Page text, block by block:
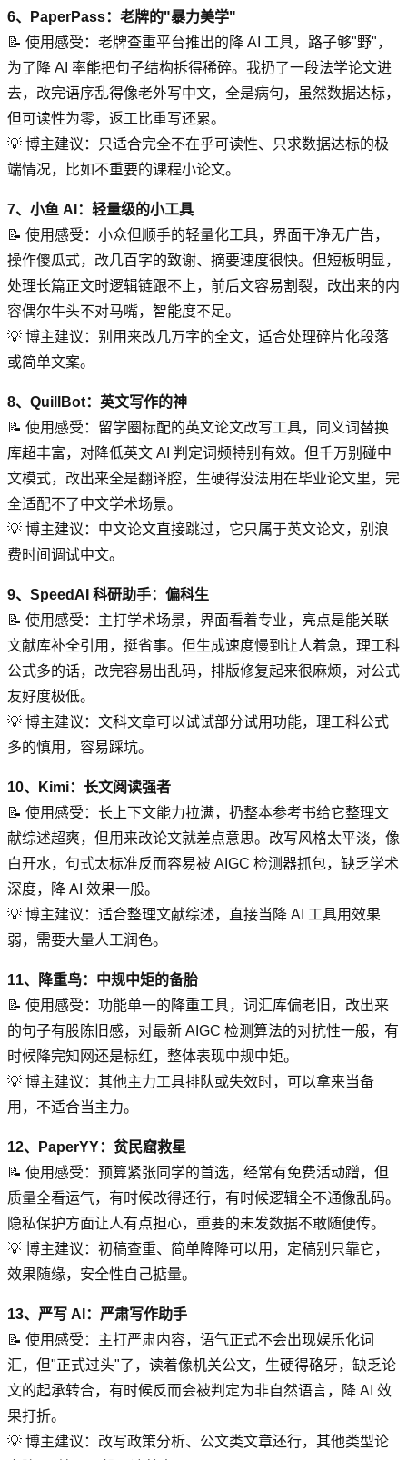
6、PaperPass：老牌的"暴力美学"
📝 使用感受：老牌查重平台推出的降 AI 工具，路子够"野"，
为了降 AI 率能把句子结构拆得稀碎。我扔了一段法学论文进
去，改完语序乱得像老外写中文，全是病句，虽然数据达标，
但可读性为零，返工比重写还累。
💡 博主建议：只适合完全不在乎可读性、只求数据达标的极
端情况，比如不重要的课程小论文。
7、小鱼 AI：轻量级的小工具
📝 使用感受：小众但顺手的轻量化工具，界面干净无广告，
操作傻瓜式，改几百字的致谢、摘要速度很快。但短板明显，
处理长篇正文时逻辑链跟不上，前后文容易割裂，改出来的内
容偶尔牛头不对马嘴，智能度不足。
💡 博主建议：别用来改几万字的全文，适合处理碎片化段落
或简单文案。
8、QuillBot：英文写作的神
📝 使用感受：留学圈标配的英文论文改写工具，同义词替换
库超丰富，对降低英文 AI 判定词频特别有效。但千万别碰中
文模式，改出来全是翻译腔，生硬得没法用在毕业论文里，完
全适配不了中文学术场景。
💡 博主建议：中文论文直接跳过，它只属于英文论文，别浪
费时间调试中文。
9、SpeedAI 科研助手：偏科生
📝 使用感受：主打学术场景，界面看着专业，亮点是能关联
文献库补全引用，挺省事。但生成速度慢到让人着急，理工科
公式多的话，改完容易出乱码，排版修复起来很麻烦，对公式
友好度极低。
💡 博主建议：文科文章可以试试部分试用功能，理工科公式
多的慎用，容易踩坑。
10、Kimi：长文阅读强者
📝 使用感受：长上下文能力拉满，扔整本参考书给它整理文
献综述超爽，但用来改论文就差点意思。改写风格太平淡，像
白开水，句式太标准反而容易被 AIGC 检测器抓包，缺乏学术
深度，降 AI 效果一般。
💡 博主建议：适合整理文献综述，直接当降 AI 工具用效果
弱，需要大量人工润色。
11、降重鸟：中规中矩的备胎
📝 使用感受：功能单一的降重工具，词汇库偏老旧，改出来
的句子有股陈旧感，对最新 AIGC 检测算法的对抗性一般，有
时候降完知网还是标红，整体表现中规中矩。
💡 博主建议：其他主力工具排队或失效时，可以拿来当备
用，不适合当主力。
12、PaperYY：贫民窟救星
📝 使用感受：预算紧张同学的首选，经常有免费活动蹭，但
质量全看运气，有时候改得还行，有时候逻辑全不通像乱码。
隐私保护方面让人有点担心，重要的未发数据不敢随便传。
💡 博主建议：初稿查重、简单降降可以用，定稿别只靠它，
效果随缘，安全性自己掂量。
13、严写 AI：严肃写作助手
📝 使用感受：主打严肃内容，语气正式不会出现娱乐化词
汇，但"正式过头"了，读着像机关公文，生硬得硌牙，缺乏论
文的起承转合，有时候反而会被判定为非自然语言，降 AI 效
果打折。
💡 博主建议：改写政策分析、公文类文章还行，其他类型论